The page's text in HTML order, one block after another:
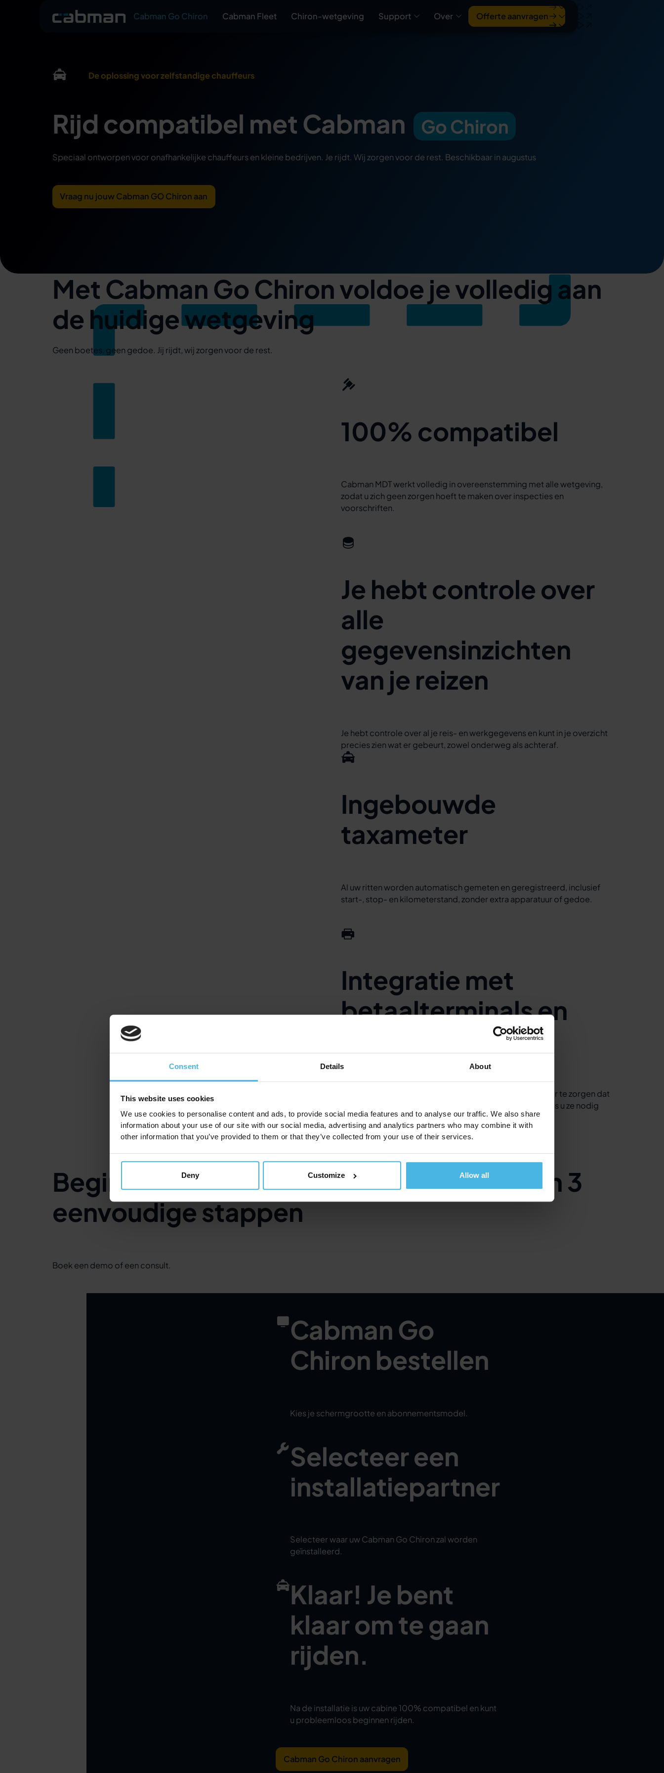
Consent Details About
This website uses cookies
We use cookies to personalise content and ads, to provide social media features and to analyse our traffic. We also share
information about your use of our site with our social media, advertising and analytics partners who may combine it with
other information that you’ve provided to them or that they’ve collected from your use of their services.
Deny Customize Allow all
Cabman Go Chiron Cabman Fleet Chiron-wetgeving Support Over Offerte aanvragen
De oplossing voor zelfstandige chauffeurs
Rijd compatibel met Cabman Go Chiron
Speciaal ontworpen voor onafhankelijke chauffeurs en kleine bedrijven. Je rijdt. Wij zorgen voor de rest. Beschikbaar in augustus
Vraag nu jouw Cabman GO Chiron aan
Met Cabman Go Chiron voldoe je volledig aan
de huidige wetgeving
Geen boetes, geen gedoe. Jij rijdt, wij zorgen voor de rest.
100% compatibel
Cabman MDT werkt volledig in overeenstemming met alle wetgeving,
zodat u zich geen zorgen hoeft te maken over inspecties en
voorschriften.
Je hebt controle over
alle
gegevensinzichten
van je reizen
Je hebt controle over al je reis- en werkgegevens en kunt in je overzicht
precies zien wat er gebeurt, zowel onderweg als achteraf.
Ingebouwde
taxameter
Al uw ritten worden automatisch gemeten en geregistreerd, inclusief
start-, stop- en kilometerstand, zonder extra apparatuur of gedoe.
Integratie met
betaalterminals en
Cabman werkt met betaalterminals en printers om ervoor te zorgen dat
betalingen en ontvangsten soepel verlopen, precies zoals u ze nodig
hebt.
Begin met rijden met Cabman Go Chiron in 3
eenvoudige stappen
Boek een demo of een consult.
Cabman Go
Chiron bestellen
Kies je schermgrootte en abonnementsmodel.
Selecteer een
installatiepartner
Selecteer waar uw Cabman Go Chiron zal worden
geïnstalleerd.
Klaar! Je bent
klaar om te gaan
rijden.
Na de installatie is uw cabine 100% compatibel en kunt
u probleemloos beginnen rijden.
Cabman Go Chiron aanvragen